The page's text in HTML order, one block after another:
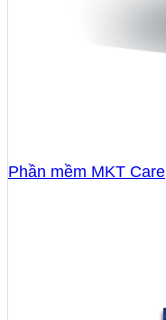
Phần mềm MKT Care